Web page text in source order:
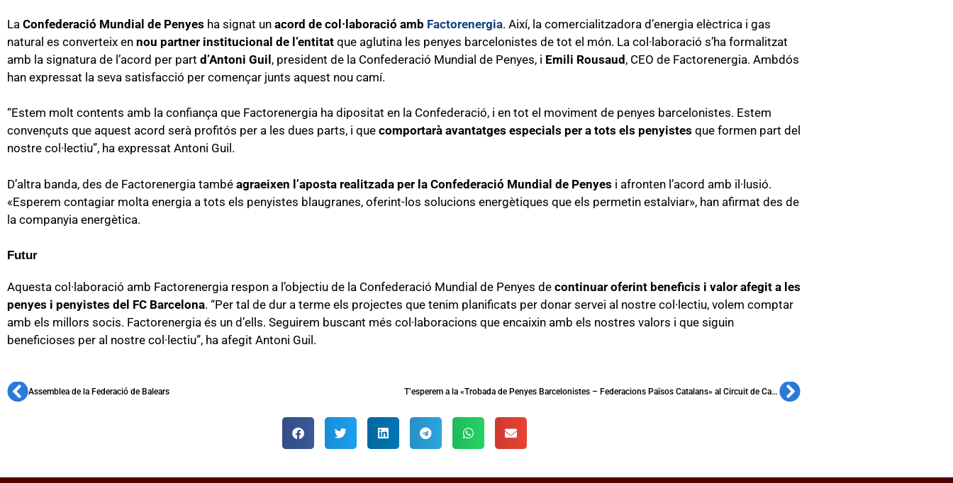
La Confederació Mundial de Penyes ha signat un acord de col·laboració amb Factorenergia. Així, la comercialitzadora d’energia elèctrica i gas
natural es converteix en nou partner institucional de l’entitat que aglutina les penyes barcelonistes de tot el món. La col·laboració s’ha formalitzat
amb la signatura de l’acord per part d’Antoni Guil, president de la Confederació Mundial de Penyes, i Emili Rousaud, CEO de Factorenergia. Ambdós
han expressat la seva satisfacció per començar junts aquest nou camí.
“Estem molt contents amb la confiança que Factorenergia ha dipositat en la Confederació, i en tot el moviment de penyes barcelonistes. Estem
convençuts que aquest acord serà profitós per a les dues parts, i que comportarà avantatges especials per a tots els penyistes que formen part del
nostre col·lectiu”, ha expressat Antoni Guil.
D’altra banda, des de Factorenergia també agraeixen l’aposta realitzada per la Confederació Mundial de Penyes i afronten l’acord amb il·lusió.
«Esperem contagiar molta energia a tots els penyistes blaugranes, oferint-los solucions energètiques que els permetin estalviar», han afirmat des de
la companyia energètica.
Futur
Aquesta col·laboració amb Factorenergia respon a l’objectiu de la Confederació Mundial de Penyes de continuar oferint beneficis i valor afegit a les
penyes i penyistes del FC Barcelona. “Per tal de dur a terme els projectes que tenim planificats per donar servei al nostre col·lectiu, volem comptar
amb els millors socis. Factorenergia és un d’ells. Seguirem buscant més col·laboracions que encaixin amb els nostres valors i que siguin
beneficioses per al nostre col·lectiu”, ha afegit Antoni Guil.
Assemblea de la Federació de Balears T’esperem a la «Trobada de Penyes Barcelonistes – Federacions Països Catalans» al Circuit de Catalunya!